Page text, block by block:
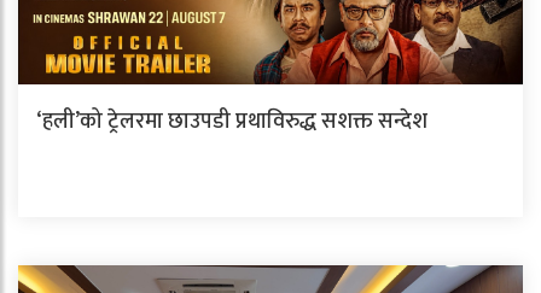
‘हली’को ट्रेलरमा छाउपडी प्रथाविरुद्ध सशक्त सन्देश